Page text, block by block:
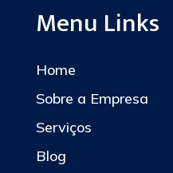
Menu Links
Home
Sobre a Empresa
Serviços
Blog